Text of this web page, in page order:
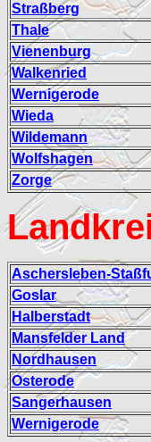
Straßberg
Thale
Vienenburg
Walkenried
Wernigerode
Wieda
Wildemann
Wolfshagen
Zorge
Aschersleben-
Goslar
Halberstadt
Mansfelder Land
Nordhausen
Osterode
Sangerhausen
Wernigerode